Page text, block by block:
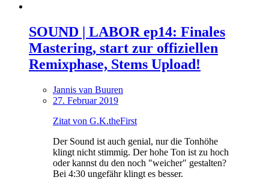
SOUND | LABOR ep14: Finales
Mastering, start zur offiziellen
Remixphase, Stems Upload!
Jannis van Buuren
27. Februar 2019
Zitat von G.K.theFirst
Der Sound ist auch genial, nur die Tonhöhe
klingt nicht stimmig. Der hohe Ton ist zu hoch
oder kannst du den noch "weicher" gestalten?
Bei 4:30 ungefähr klingt es besser.